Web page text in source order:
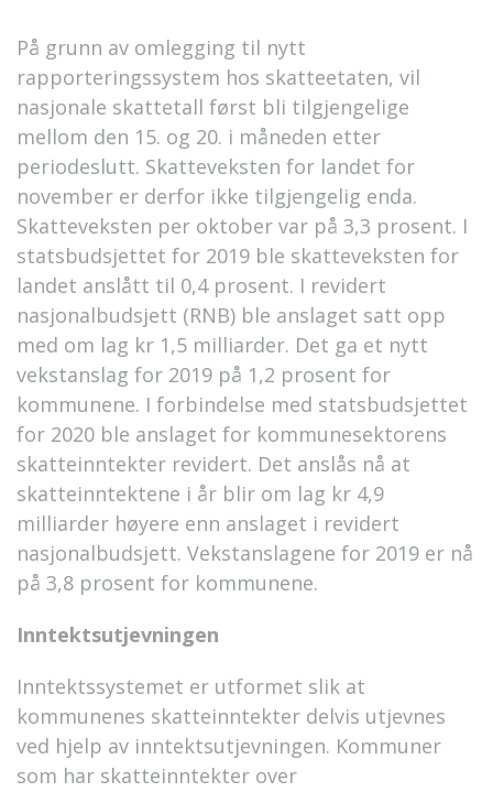
På grunn av omlegging til nytt
rapporteringssystem hos skatteetaten, vil
nasjonale skattetall først bli tilgjengelige
mellom den 15. og 20. i måneden etter
periodeslutt. Skatteveksten for landet for
november er derfor ikke tilgjengelig enda.
Skatteveksten per oktober var på 3,3 prosent. I
statsbudsjettet for 2019 ble skatteveksten for
landet anslått til 0,4 prosent. I revidert
nasjonalbudsjett (RNB) ble anslaget satt opp
med om lag kr 1,5 milliarder. Det ga et nytt
vekstanslag for 2019 på 1,2 prosent for
kommunene. I forbindelse med statsbudsjettet
for 2020 ble anslaget for kommunesektorens
skatteinntekter revidert. Det anslås nå at
skatteinntektene i år blir om lag kr 4,9
milliarder høyere enn anslaget i revidert
nasjonalbudsjett. Vekstanslagene for 2019 er nå
på 3,8 prosent for kommunene.
Inntektsutjevningen
Inntektssystemet er utformet slik at
kommunenes skatteinntekter delvis utjevnes
ved hjelp av inntektsutjevningen. Kommuner
som har skatteinntekter over